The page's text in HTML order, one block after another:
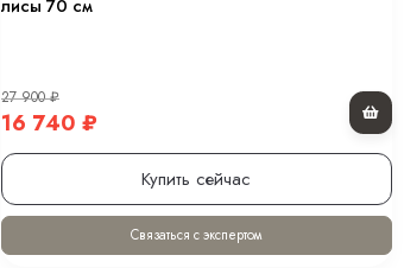
лисы 70 см
27 900₽
16 740 ₽
Купить сейчас
Связаться с экспертом